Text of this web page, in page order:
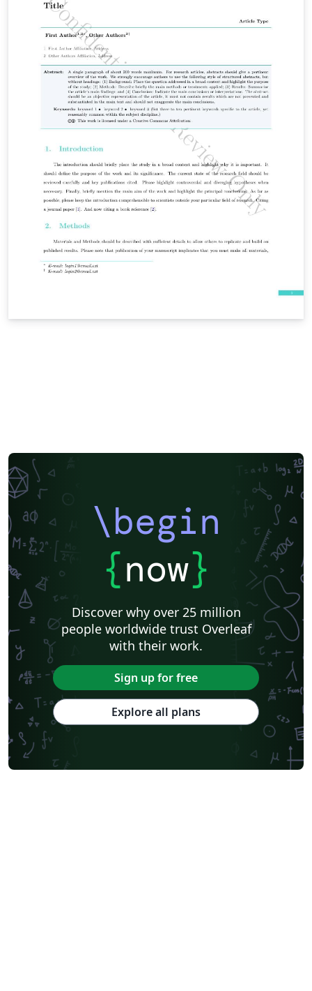
\begin
{now}
Discover why over 25 million
people worldwide trust Overleaf
with their work.
Sign up for free
Explore all plans